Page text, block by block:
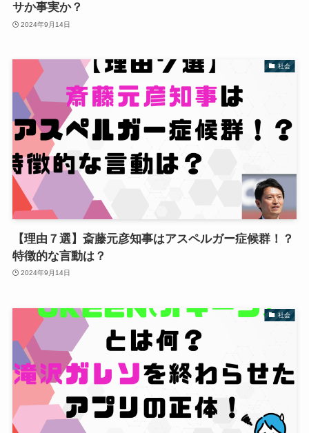
サか事実か？
2024年9月14日
社会
【理由７選】斎藤元彦知事はアスペルガー症候群！？
特徴的な言動は？
2024年9月14日
社会